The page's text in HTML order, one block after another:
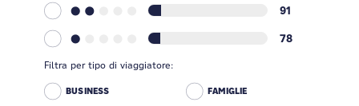
91
78
Filtra per tipo di viaggiatore:
BUSINESS FAMIGLIE